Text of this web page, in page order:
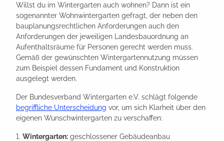
Willst du im Wintergarten auch wohnen? Dann ist ein
sogenannter Wohnwintergarten gefragt, der neben den
bauplanungsrechtlichen Anforderungen auch den
Anforderungen der jeweiligen Landesbauordnung an
Aufenthaltsräume für Personen gerecht werden muss.
Gemäß der gewünschten Wintergartennutzung müssen
zum Beispiel dessen Fundament und Konstruktion
ausgelegt werden.
Der Bundesverband Wintergarten e.V. schlägt folgende
begriffliche Unterscheidung vor, um sich Klarheit über den
eigenen Wunschwintergarten zu verschaffen:
1. Wintergarten: geschlossener Gebäudeanbau